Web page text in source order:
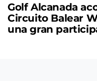
Golf Alcanada
Circuito Balear
una gran